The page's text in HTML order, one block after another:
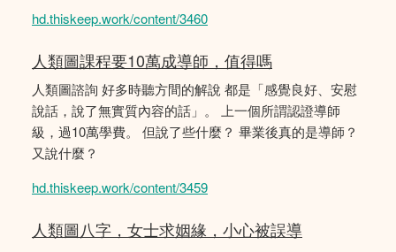
hd.thiskeep.work/content/3460
人類圖課程要10萬成導師，值得嗎
人類圖諮詢 好多時聽方間的解說 都是「感覺良好、安慰
說話，說了無實質內容的話」。 上一個所謂認證導師
級，過10萬學費。 但說了些什麼？ 畢業後真的是導師？
又說什麼？
hd.thiskeep.work/content/3459
人類圖八字，女士求姻緣，小心被誤導